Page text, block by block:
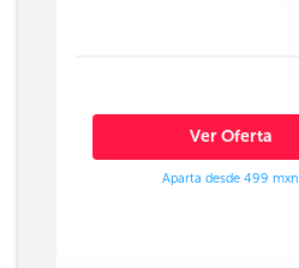
Ver Oferta
Aparta desde 499 mxn